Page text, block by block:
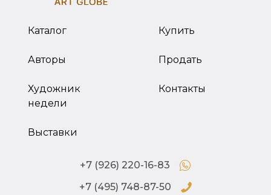
Каталог
Авторы
Художник
недели
Выставки
Купить
Продать
Контакты
+7 (926) 220-16-83
+7 (495) 748-87-50